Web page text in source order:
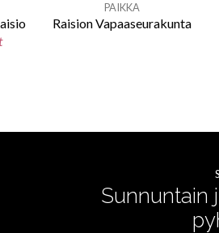
PAIKKA
Raision Vapaaseurakunta
Sunnuntain